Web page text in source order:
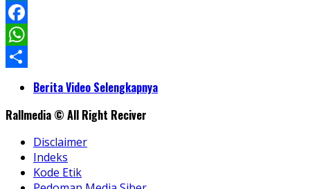
LinkedIn
Facebook
WhatsApp
ShareBerita Video Selengkapnya
Rallmedia © All Right Reciver
Disclaimer
Indeks
Kode Etik